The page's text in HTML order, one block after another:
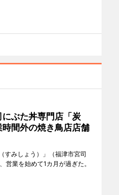
ぶた丼専門店「炭
間外の焼き鳥店店舗
すみしょう）」（福津市宮司
営業を始めて1カ月が過ぎた。